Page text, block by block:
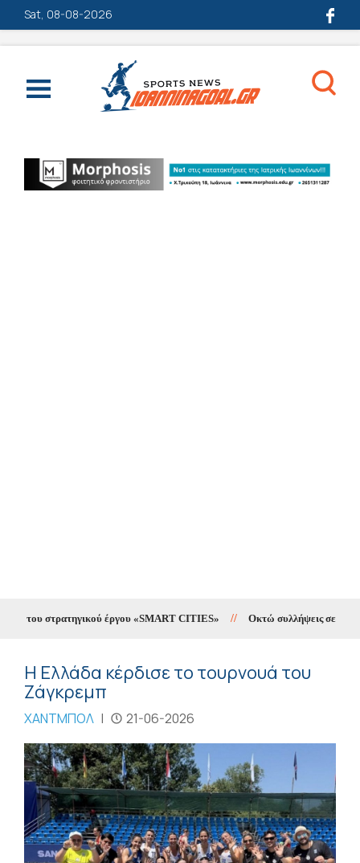
Sat, 08-08-2026
στρατηγικού έργου «SMART CITIES» // Οκτώ συλλήψεις σε δέκα
Η Ελλάδα κέρδισε το τουρνουά του
Ζάγκρεμπ
ΧΑΝΤΜΠΟΛ | 21-06-2026